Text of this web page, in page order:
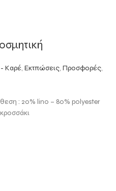
Καρέ, Εκτπώσεις, Προσφορές,
: 20% lino – 80% polyester